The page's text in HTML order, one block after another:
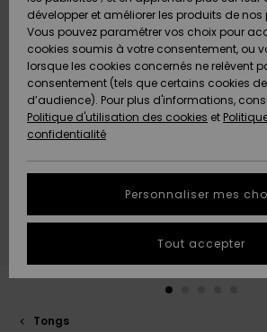
Snow
Nouveautés
A
Découvrir
Snow
Nouveautés
A
Découvrir
Communauté
A
Découvrir
Communauté
AIDE &
CONTACT
Quiksilver
Freedom
Protection
des
tailles
conversation
MAGASINS
QUIKSILVER
Tongs
développer et améliorer les produits de nos
Vous pouvez paramétrer vos choix pour
cookies soumis à votre consentement, ou
lorsque les cookies concernés ne relèvent
consentement (tels que certains cookies
d’audience). Pour plus d'informations,
Politique d'utilisation des cookies et
confidentialité
Personnaliser mes
Tout accepter